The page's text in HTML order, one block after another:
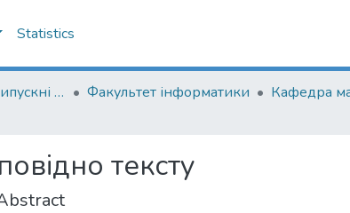
Statistics
Кваліфікаційні випускні роботи здобувачів вищої освіти бакалаврських програм Факультет інформатики Кафедра
тексту